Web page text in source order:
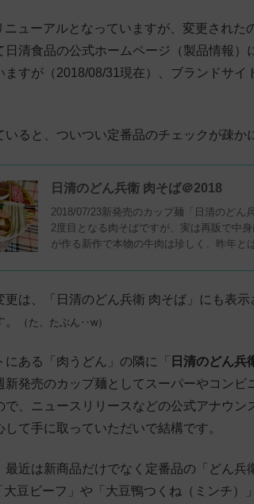
ューアルとなっていますが、変更された
日清食品の公式ホームページ（製品情報
ますが（2018/08/31現在）、ブランドサ
いると、ついつい定番品のチェックが疎
日清のどん兵衛 肉そば＠2018
2018/07/23新発売のカップ麺「日清のどん
2度目となる肉そばですが、実は再販で中
が作る新作で本物の牛肉は珍しく、昨年と
更は、「日清のどん兵衛 肉そば」にも表
（た、たぶん‥w）
ある「肉うどん」の隣に「 日清のどん兵
発売のカップ麺としてスーパーやコンビ
で、ニュースリリースなどの公式アナウ
て手に取っていただいで結構です。
最近は新商品だけでなく定番品の「どん兵
大豆ビーフ」や「大豆鴨つくね（ミンチ